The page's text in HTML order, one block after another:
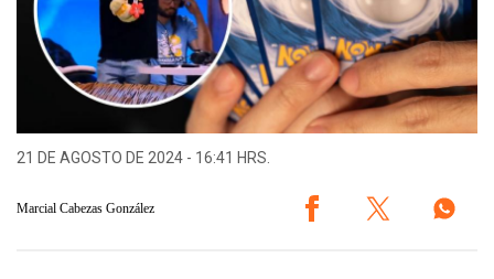
21 DE AGOSTO DE 2024 - 16:41 HRS.
Marcial Cabezas González